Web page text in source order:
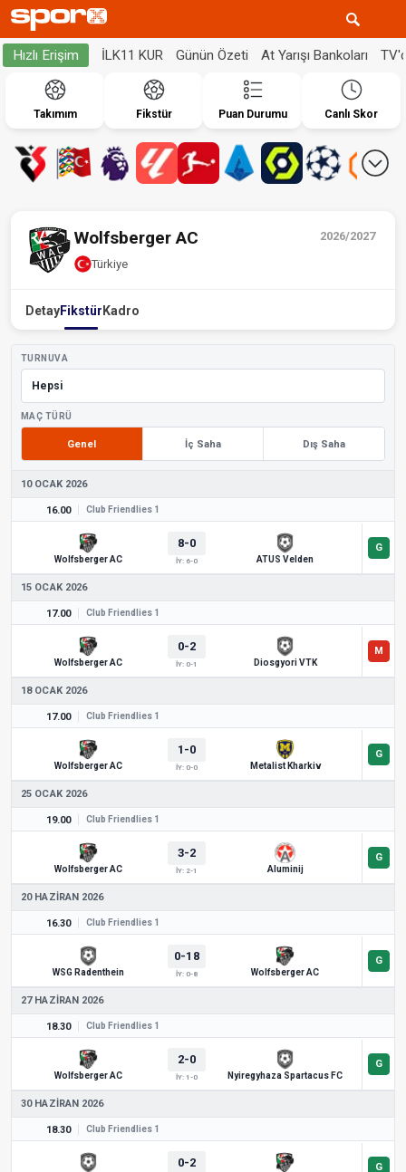
Hızlı Erişim İLK11 KUR Günün Özeti At Yarışı Bankoları
Takımım Fikstür Puan Durumu Canlı Skor
2026/2027
Wolfsberger AC
Türkiye
DetayFikstür Kadro
TURNUVA
MAÇ TÜRÜ
Genel İç Saha Dış Saha
10 OCAK 2026
16.00 Club Friendlies 1
Wolfsberger AC
8-0
İY: 6-0 ATUS Velden
15 OCAK 2026
17.00 Club Friendlies 1
Wolfsberger AC
0-2
İY: 0-1 Diosgyori VTK
18 OCAK 2026
17.00 Club Friendlies 1
Wolfsberger AC
1-0
İY: 0-0 Metalist Kharkiv
25 OCAK 2026
19.00 Club Friendlies 1
Wolfsberger AC
3-2
İY: 2-1 Aluminij
20 HAZIRAN 2026
16.30 Club Friendlies 1
WSG Radenthein
0-18
İY: 0-8 Wolfsberger AC
27 HAZIRAN 2026
18.30 Club Friendlies 1
Wolfsberger AC
2-0
İY: 1-0 Nyiregyhaza Spartacus FC
30 HAZIRAN 2026
18.30 Club Friendlies 1
0-2